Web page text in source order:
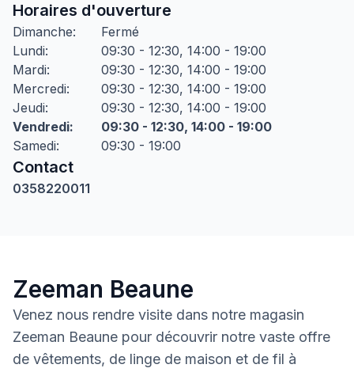
Horaires d'ouverture
Dimanche:
Fermé
Lundi:
09:30 - 12:30, 14:00 - 19:00
Mardi:
09:30 - 12:30, 14:00 - 19:00
Mercredi:
09:30 - 12:30, 14:00 - 19:00
Jeudi:
09:30 - 12:30, 14:00 - 19:00
Vendredi:
09:30 - 12:30, 14:00 - 19:00
Samedi: 09:30 - 19:00
Contact
0358220011
Zeeman Beaune
Venez nous rendre visite dans notre magasin
Zeeman Beaune pour découvrir notre vaste offre
de vêtements, de linge de maison et de fil à